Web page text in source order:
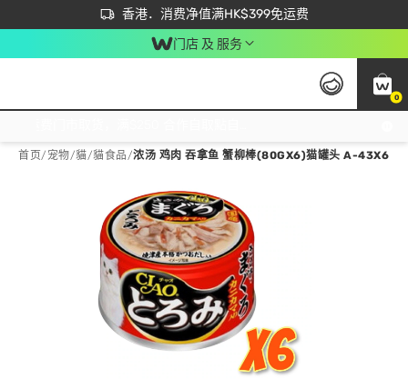
香港．消费净值满HK$399免运费
立即成为易赏钱会员尽享独家优惠
首次APP下单买满$450 输入 NEWAPP 即减$50
门店 及 服务
0
首页/ 宠物/貓/貓食品/浓汤 鸡肉 吞拿鱼 蟹柳棒(80GX6)猫罐头 A-43X6